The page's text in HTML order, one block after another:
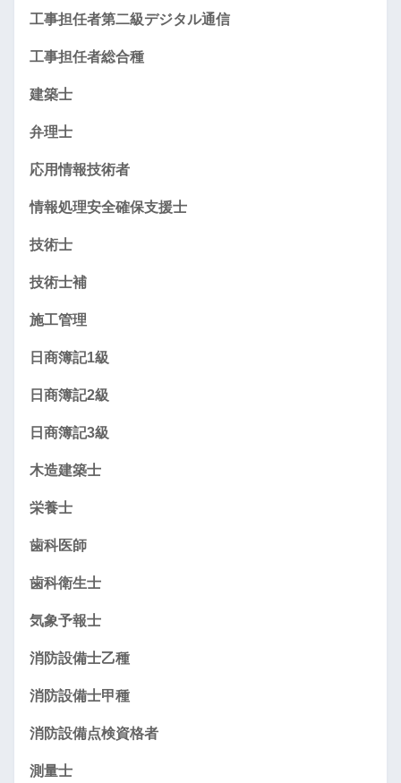
工事担任者第二級デジタル通信
工事担任者総合種
建築士
弁理士
応用情報技術者
情報処理安全確保支援士
技術士
技術士補
施工管理
日商簿記1級
日商簿記2級
日商簿記3級
木造建築士
栄養士
歯科医師
歯科衛生士
気象予報士
消防設備士乙種
消防設備士甲種
消防設備点検資格者
測量士